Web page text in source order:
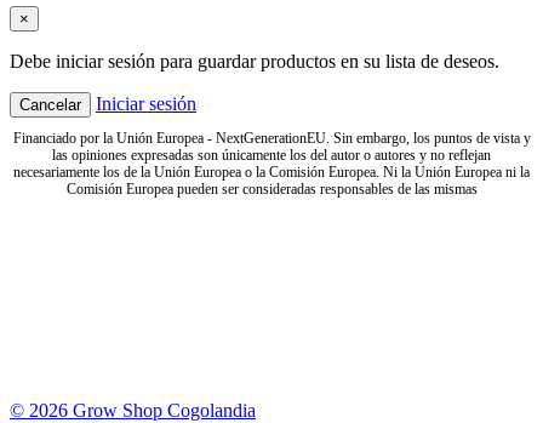
×
Debe iniciar sesión para guardar productos en su lista de deseos.
Cancelar Iniciar sesión
Financiado por la Unión Europea - NextGenerationEU. Sin embargo, los puntos de vista y
las opiniones expresadas son únicamente los del autor o autores y no reflejan
necesariamente los de la Unión Europea o la Comisión Europea. Ni la Unión Europea ni la
Comisión Europea pueden ser consideradas responsables de las mismas
© 2026 Grow Shop Cogolandia